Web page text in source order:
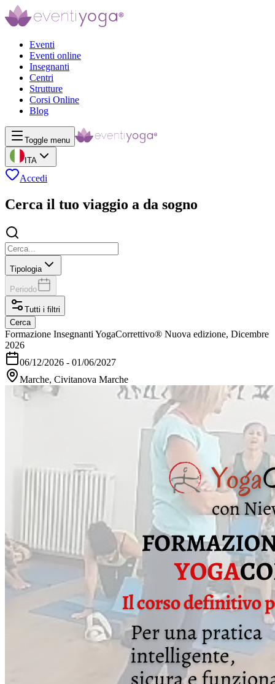
Eventi
Eventi online
Insegnanti
Centri
Strutture
Corsi Online
Blog
Toggle menu
ITA
Accedi
Cerca il tuo viaggio a da sogno
Tipologia
Periodo
Tutti i filtri
Cerca
Formazione Insegnanti YogaCorrettivo® Nuova edizione, Dicembre
2026
06/12/2026 - 01/06/2027
Marche, Civitanova Marche